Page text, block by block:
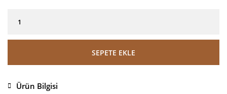
SEPETE EKLE
Ürün Bilgisi